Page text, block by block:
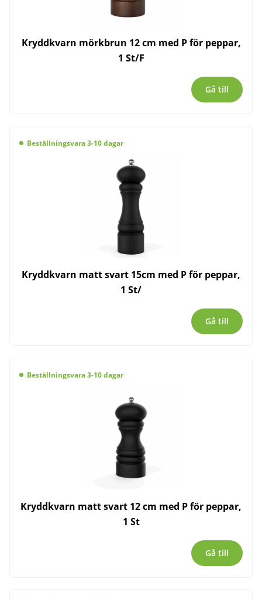
Kryddkvarn mörkbrun 12 cm med P för peppar,
1 St/F
Gå till
Beställningsvara 3-10 dagar
Kryddkvarn matt svart 15cm med P för peppar,
1 St/
Gå till
Beställningsvara 3-10 dagar
Kryddkvarn matt svart 12 cm med P för peppar,
1 St
Gå till